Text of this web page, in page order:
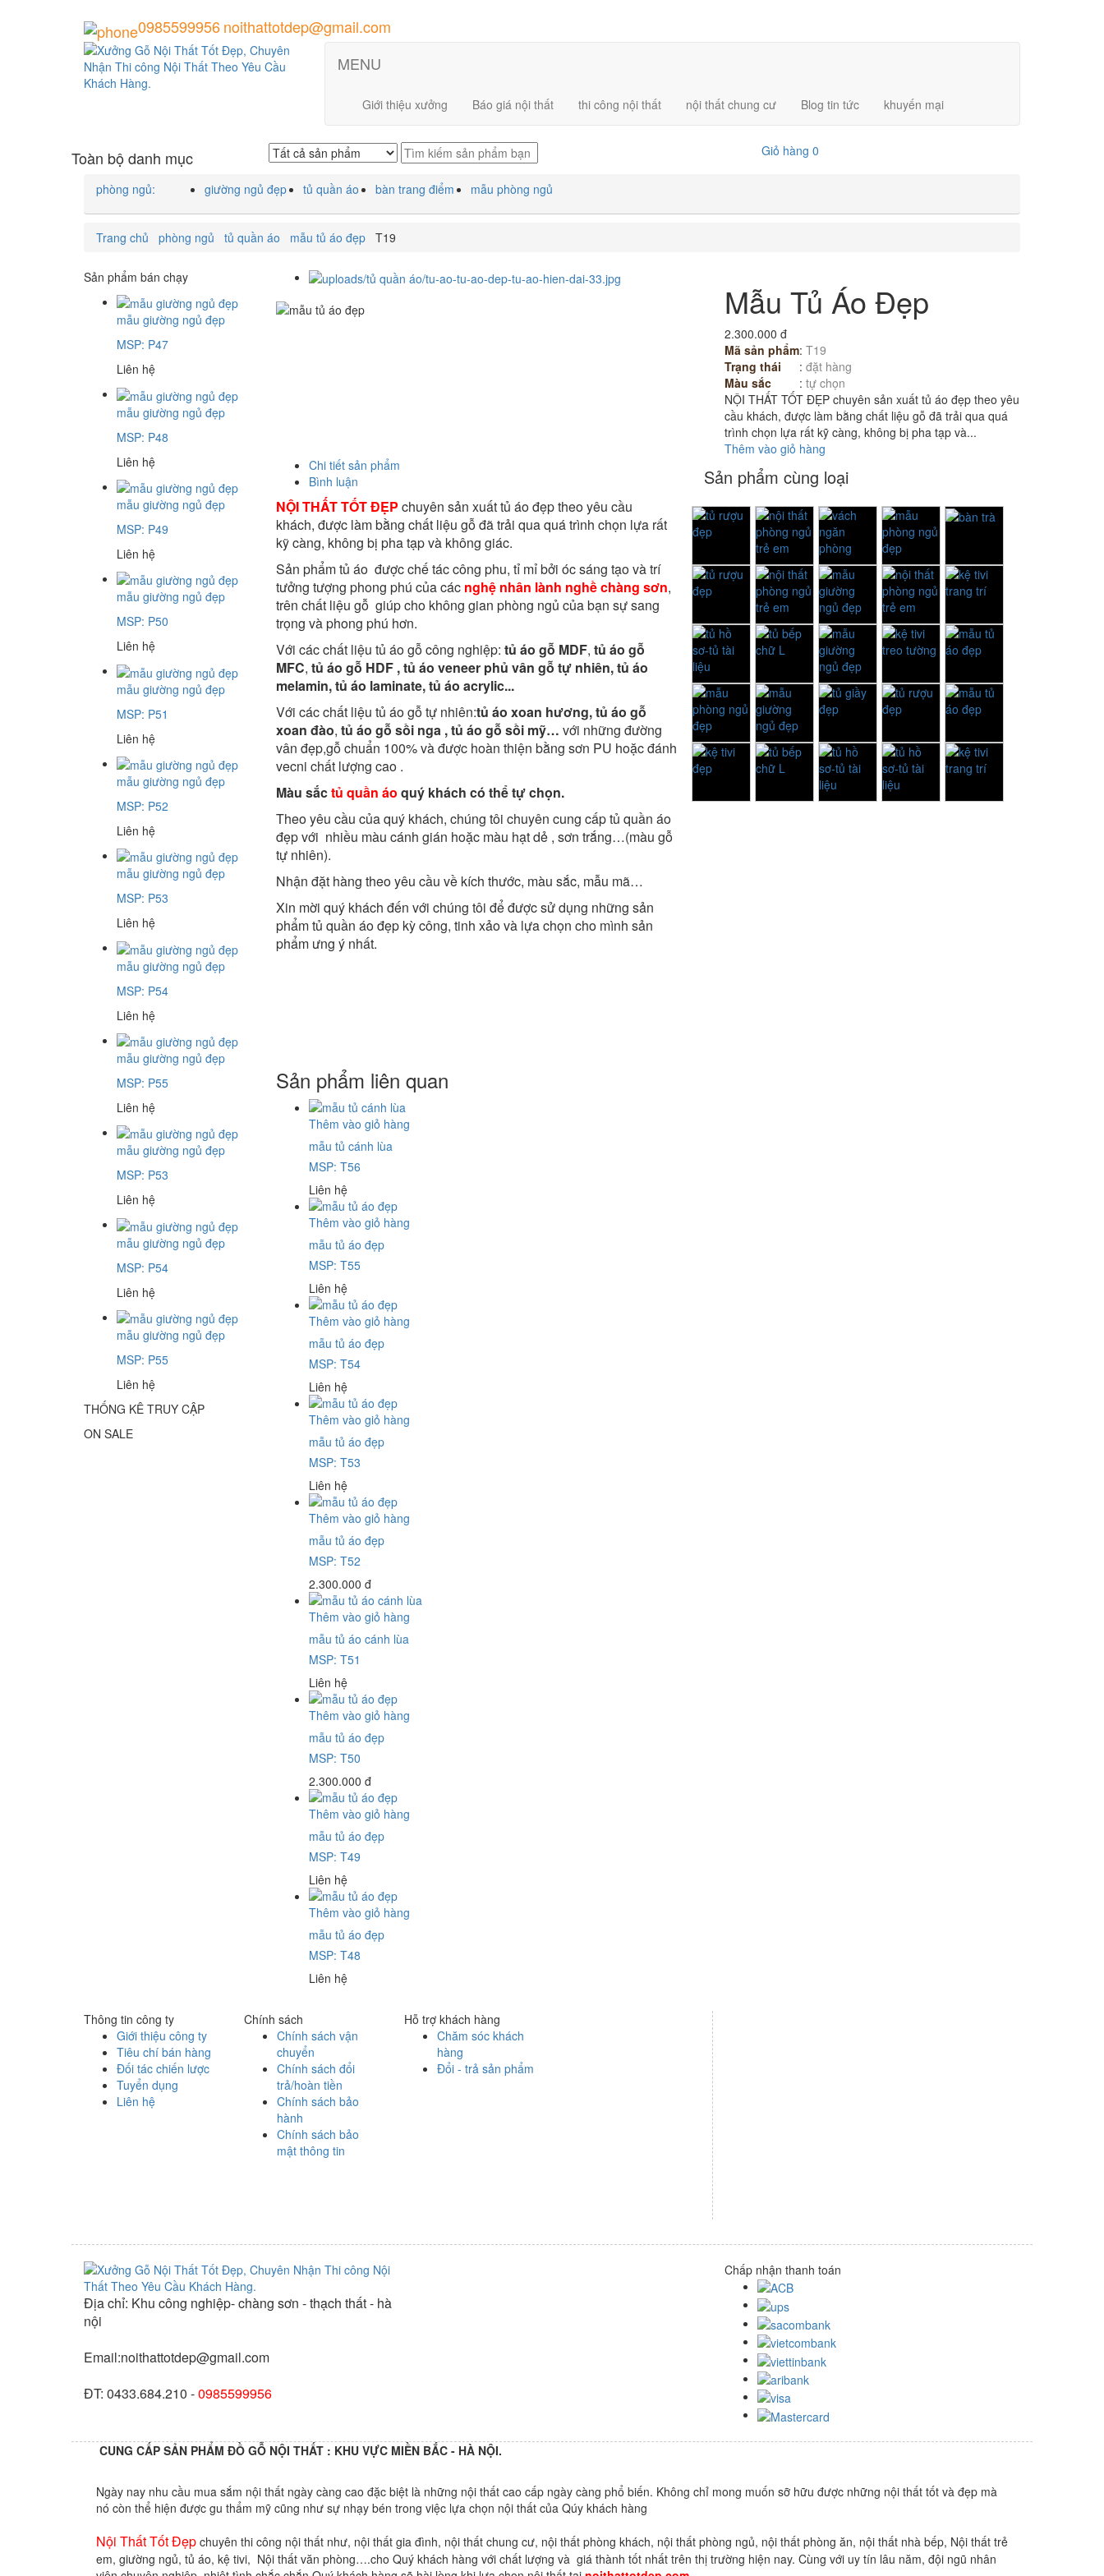
0985599956noithattotdep@gmail.com
MENU
Giới thiệu xưởng Báo giá nội thất thi công nội thất nội thất chung cư Blog tin tức khuyến mại
Toàn bộ danh mục Giỏ hàng 0
phòng ngủ: giường ngủ đẹp tủ quần áo bàn trang điểm mẫu phòng ngủ
Trang chủ phòng ngủ tủ quần áo mẫu tủ áo đẹp T19
Sản phẩm bán chạy
mẫu giường ngủ đẹp
MSP: P47
Liên hệ
mẫu giường ngủ đẹp
MSP: P48
Liên hệ
mẫu giường ngủ đẹp
MSP: P49
Liên hệ
mẫu giường ngủ đẹp
MSP: P50
Liên hệ
mẫu giường ngủ đẹp
MSP: P51
Liên hệ
mẫu giường ngủ đẹp
MSP: P52
Liên hệ
mẫu giường ngủ đẹp
MSP: P53
Liên hệ
mẫu giường ngủ đẹp
MSP: P54
Liên hệ
mẫu giường ngủ đẹp
MSP: P55
Liên hệ
mẫu giường ngủ đẹp
MSP: P53
Liên hệ
mẫu giường ngủ đẹp
MSP: P54
Liên hệ
mẫu giường ngủ đẹp
MSP: P55
Liên hệ
THỐNG KÊ TRUY CẬP
ON SALE
Mẫu Tủ Áo Đẹp
2.300.000 đ
Mã sản phẩm: T19
Trạng thái
: đặt hàng
Màu sắc
: tự chọn
NỘI THẤT TỐT ĐẸP chuyên sản xuất tủ áo đẹp theo yêu
cầu khách, được làm bằng chất liệu gỗ đã trải qua quá
trình chọn lựa rất kỹ càng, không bị pha tạp và...
Thêm vào giỏ hàng
Chi tiết sản phẩm
Bình luận
NỘI THẤT TỐT ĐẸP chuyên sản xuất tủ áo đẹp theo yêu cầu
khách, được làm bằng chất liệu gỗ đã trải qua quá trình chọn lựa rất
kỹ càng, không bị pha tạp và không giác.
Sản phẩm tủ áo được chế tác công phu, tỉ mỉ bởi óc sáng tạo và trí
tưởng tượng phong phú của các nghệ nhân lành nghề chàng sơn,
trên chất liệu gỗ giúp cho không gian phòng ngủ của bạn sự sang
trọng và phong phú hơn.
Với các chất liệu tủ áo gỗ công nghiệp: tủ áo gỗ MDF, tủ áo gỗ
MFC, tủ áo gỗ HDF , tủ áo veneer phủ vân gỗ tự nhiên, tủ áo
melamin, tủ áo laminate, tủ áo acrylic...
Với các chất liệu tủ áo gỗ tự nhiên:tủ áo xoan hương,tủ áo gỗ
xoan đào, tủ áo gỗ sồi nga , tủ áo gỗ sồi mỹ… với những đường
vân đẹp,gỗ chuẩn 100% và được hoàn thiện bằng sơn PU hoặc đánh
vecni chất lượng cao .
Màu sắctủ quần áo quý khách có thể tự chọn.
Theo yêu cầu của quý khách, chúng tôi chuyên cung cấp tủ quần áo
đẹp với nhiều màu cánh gián hoặc màu hạt dẻ , sơn trắng…(màu gỗ
tự nhiên).
Nhận đặt hàng theo yêu cầu về kích thước, màu sắc, mẫu mã…
Xin mời quý khách đến với chúng tôi để được sử dụng những sản
phẩm tủ quần áo đẹp kỳ công, tinh xảo và lựa chọn cho mình sản
phẩm ưng ý nhất.
Sản phẩm cùng loại
Sản phẩm liên quan
Thêm vào giỏ hàng
mẫu tủ cánh lùa
MSP: T56
Liên hệ
Thêm vào giỏ hàng
mẫu tủ áo đẹp
MSP: T55
Liên hệ
Thêm vào giỏ hàng
mẫu tủ áo đẹp
MSP: T54
Liên hệ
Thêm vào giỏ hàng
mẫu tủ áo đẹp
MSP: T53
Liên hệ
Thêm vào giỏ hàng
mẫu tủ áo đẹp
MSP: T52
2.300.000 đ
Thêm vào giỏ hàng
mẫu tủ áo cánh lùa
MSP: T51
Liên hệ
Thêm vào giỏ hàng
mẫu tủ áo đẹp
MSP: T50
2.300.000 đ
Thêm vào giỏ hàng
mẫu tủ áo đẹp
MSP: T49
Liên hệ
Thêm vào giỏ hàng
mẫu tủ áo đẹp
MSP: T48
Liên hệ
Thông tin công ty
Giới thiệu công ty
Tiêu chí bán hàng
Đối tác chiến lược
Tuyển dụng
Liên hệ
Chính sách
Chính sách vận
chuyển
Chính sách đổi
trả/hoàn tiền
Chính sách bảo
hành
Chính sách bảo
mật thông tin
Hỗ trợ khách hàng
Chăm sóc khách
hàng
Đổi - trả sản phẩm
Địa chỉ: Khu công nghiệp- chàng sơn - thạch thất - hà
nội
Email:noithattotdep@gmail.com
ĐT: 0433.684.210 -0985599956
Chấp nhận thanh toán
CUNG CẤP SẢN PHẨM ĐỒ GỖ NỘI THẤT : KHU VỰC MIỀN BẮC - HÀ NỘI.
Ngày nay nhu cầu mua sắm nội thất ngày càng cao đặc biệt là những nội thất cao cấp ngày càng phổ biến. Không chỉ mong muốn sỡ hữu được những nội thất tốt và đẹp mà
nó còn thể hiện được gu thẩm mỹ cũng như sự nhạy bén trong việc lựa chọn nội thất của Qúy khách hàng
Nội Thất Tốt Đẹp chuyên thi công nội thất như, nội thất gia đình, nội thất chung cư, nội thất phòng khách, nội thất phòng ngủ, nội thất phòng ăn, nội thất nhà bếp, Nội thất trẻ
em, giường ngủ, tủ áo, kệ tivi, Nội thất văn phòng….cho Quý khách hàng với chất lượng và giá thành tốt nhất trên thị trường hiện nay. Cùng với uy tín lâu năm, đội ngũ nhân